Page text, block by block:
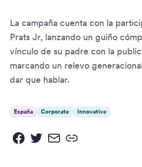
La campaña cuenta con la
Prats Jr, lanzando un guiño
vínculo de su padre con la
marcando un relevo
dar que hablar.
España Corporate Innovative